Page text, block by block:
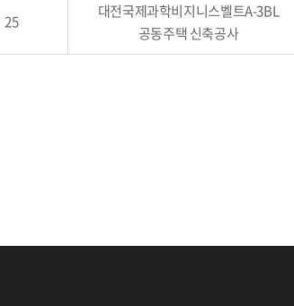
25
대전국제과학비지니스벨트A-3BL
공동주택 신축공사